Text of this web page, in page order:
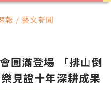
報 / 藝文新聞
圓滿登場 「排山倒
見證十年深耕成果